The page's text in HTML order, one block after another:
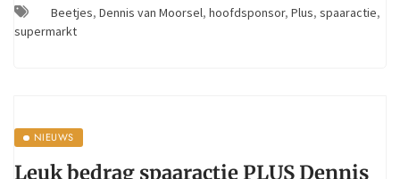
Beetjes, Dennis van Moorsel, hoofdsponsor, Plus, spaaractie,
supermarkt
NIEUWS
Leuk bedrag spaaractie PLUS Dennis